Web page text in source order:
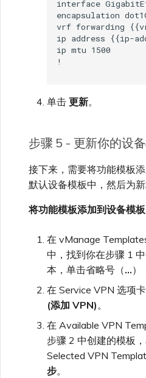
interface
encapsulation
vrf forwarding
ip address {{ip-
ip mtu 1500
单击 更新。
步骤 5 - 更新你的设
接下来，需要将功能模板
默认设备模板中，然后为新
将功能模板添加到设备模板
在 vManage
中，找到你在步骤 1
本，单击省略号（…）
在 Service VPN 选项
(添加 VPN)。
在 Available VPN
步骤 2 中创建的模板
Selected VPN
步。